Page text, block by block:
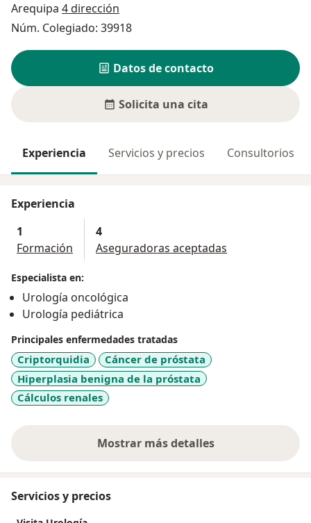
Arequipa 4 dirección
Núm. Colegiado: 39918
Datos de contacto
Solicita una cita
Experiencia Servicios y precios Consultorios
Experiencia
1
Formación
4
Aseguradoras aceptadas
Especialista en:
Urología oncológica
Urología pediátrica
Principales enfermedades tratadas
Criptorquidia
Cáncer de próstata
Hiperplasia benigna de la próstata
Cálculos renales
Mostrar más detalles
sobre la experiencia
Servicios y precios